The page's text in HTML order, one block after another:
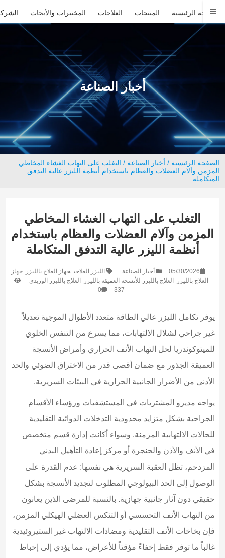
الصفحة الرئيسية المنتجات العلاجات المختبرات والأبحاث
أخبار الصناعة
الصفحة الرئيسية / أخبار الصناعة / التغلب على التهاب الغشاء المخاطي
المزمن وآلام العضلات والعظام باستخدام أنظمة الليزر عالية التدفق
المتكاملة
التغلب على التهاب الغشاء المخاطي
المزمن وآلام العضلات والعظام باستخدام
أنظمة الليزر عالية التدفق المتكاملة
05/30/2026 أخبار الصناعة الليزر العلاجي جهاز العلاج بالليزر
جهاز
العلاج بالليزر
العلاج بالليزر للأنسجة العميقة بالليزر
العلاج بالليزر الوريدي
337
0
يوفر تكامل الليزر عالي الطاقة متعدد الأطوال الموجية تعديلاً
غير جراحي لشلال الالتهابات، مما يسرع من التنفس الخلوي
للميتوكوندريا لحل التهاب الأنف الحراري وأمراض الأنسجة
العميقة الجذور مع ضمان أقصى قدر من الاختراق الضوئي والحد
الأدنى من الأضرار الجانبية الحرارية في البيئات السريرية.
يواجه مديرو المشتريات في المستشفيات ورؤساء الأقسام
الجراحية بشكل متزايد محدودية التدخلات الدوائية التقليدية
للحالات الالتهابية المزمنة. وسواء أكانت إدارة قسم متخصص
في الأنف والأذن والحنجرة أو مركز إعادة التأهيل البدني
المزدحم، تظل العقبة السريرية هي نفسها: عدم القدرة على
الوصول إلى الحد البيولوجي المطلوب لتجديد الأنسجة بشكل
حقيقي دون آثار جانبية جهازية. بالنسبة للمرضى الذين يعانون
من التهاب الأنف التحسسي أو التنكس العضلي الهيكلي المزمن،
فإن بخاخات الأنف التقليدية ومضادات الالتهاب غير الستيروئيدية
غالباً ما توفر فقط إخفاءً مؤقتاً للأعراض، مما يؤدي إلى إحباط